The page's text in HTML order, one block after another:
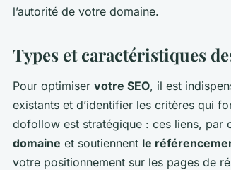
l’autorité de votre domaine.
Types et caractéristiques
Pour optimiser votre SEO, il est
existants et d’identifier les critères qui
dofollow est stratégique : ces liens, par
domaine et soutiennent le
votre positionnement sur les pages de